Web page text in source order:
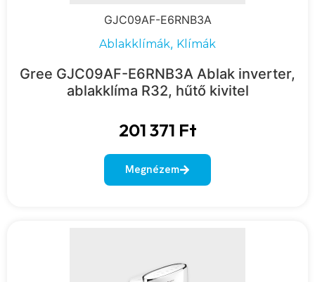
GJC09AF-E6RNB3A
Ablakklímák, Klímák
Gree GJC09AF-E6RNB3A Ablak inverter,
ablakklíma R32, hűtő kivitel
201 371 Ft
Megnézem